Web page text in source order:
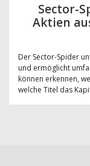
Sector-
Aktien
Der Sector-Spider
und ermöglicht
können erkennen,
welche Titel das